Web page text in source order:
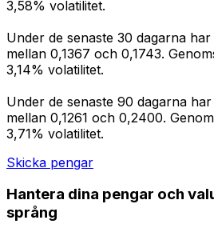
3,58% volatilitet.
Under de senaste 30 dagarna
mellan 0,1367 och 0,1743.
3,14% volatilitet.
Under de senaste 90 dagarna
mellan 0,1261 och 0,2400.
3,71% volatilitet.
Skicka pengar
Hantera dina pengar och
språng